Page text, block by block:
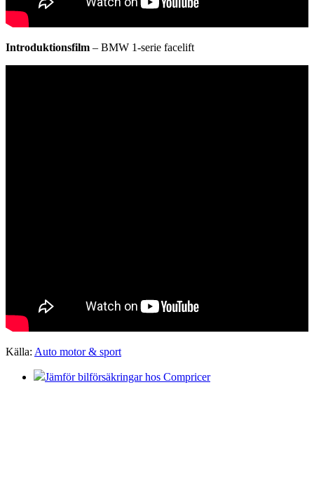
Introduktionsfilm – BMW 1-serie facelift
Källa: Auto motor & sport
Jämför bilförsäkringar hos Compricer